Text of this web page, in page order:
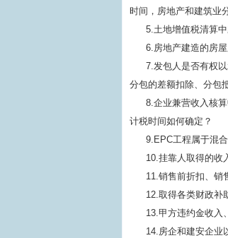
时间，房地产和建筑业
5.土地增值税清算
6.房地产建造的房
7.发包人是否有权
分包的差额扣除、分包
8.企业兼营收入核
计税时间如何确定？
9.EPC工程属于混
10.挂靠人取得的收
11.销售前折扣、销
12.取得各类财政补
13.甲方违约金收入
14.房企和建安企业